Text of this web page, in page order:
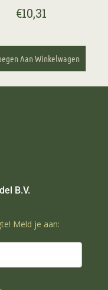
€10,31
Aan Winkelwagen
B.V.
Meld je aan: